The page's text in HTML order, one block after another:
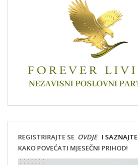
REGISTRIRAJTE SE OVDJEI SAZNAJTE
KAKO POVEĆATI MJESEČNI PRIHOD!